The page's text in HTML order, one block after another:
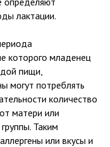
лактации.
которого младенец
пищи,
могут потреблять
количество
матери или
Таким
или вкусы и